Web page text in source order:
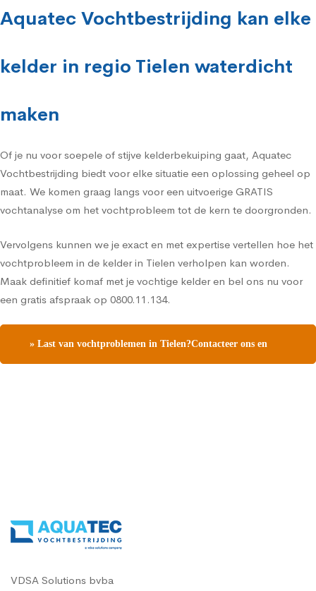
Aquatec Vochtbestrijding kan elke
kelder in regio Tielen waterdicht
maken
Of je nu voor soepele of stijve kelderbekuiping gaat, Aquatec
Vochtbestrijding biedt voor elke situatie een oplossing geheel op
maat. We komen graag langs voor een uitvoerige GRATIS
vochtanalyse om het vochtprobleem tot de kern te doorgronden.
Vervolgens kunnen we je exact en met expertise vertellen hoe het
vochtprobleem in de kelder in Tielen verholpen kan worden.
Maak definitief komaf met je vochtige kelder en bel ons nu voor
een gratis afspraak op 0800.11.134.
» Last van vochtproblemen in Tielen?Contacteer ons en
VDSA Solutions bvba